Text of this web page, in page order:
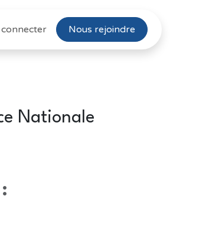
connecter Nous rejoindre
Nationale